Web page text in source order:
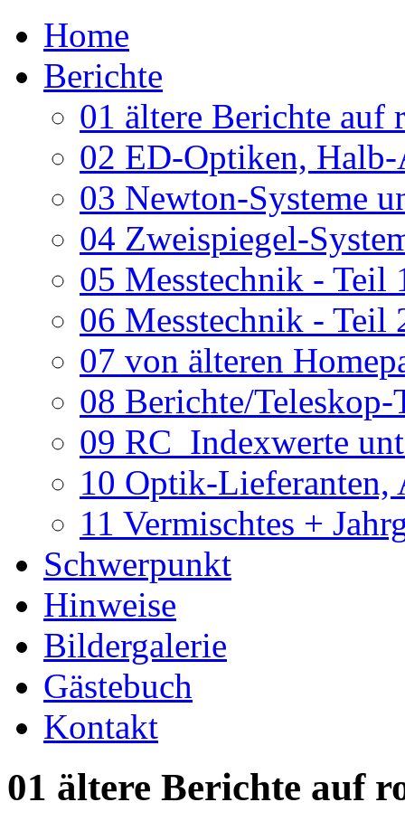
Home
Berichte
01 ältere Berichte auf
02 ED-Optiken, Halb-
03 Newton-Systeme
04 Zweispiegel-
05 Messtechnik - Teil
06 Messtechnik - Teil
07 von älteren
08 Berichte/
09 RC_Indexwerte
10 Optik-Lieferanten,
11 Vermischtes +
Schwerpunkt
Hinweise
Bildergalerie
Gästebuch
Kontakt
01 ältere Berichte auf